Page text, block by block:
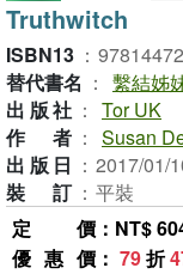
Truthwitch
ISBN13 ：
替代書名 ： 繫結姊
出版社 ： Tor UK
作者 ： Susan
出版日 ： 2017/01/
裝訂 ： 平裝
定價 ：NT$
優惠價 ： 79折